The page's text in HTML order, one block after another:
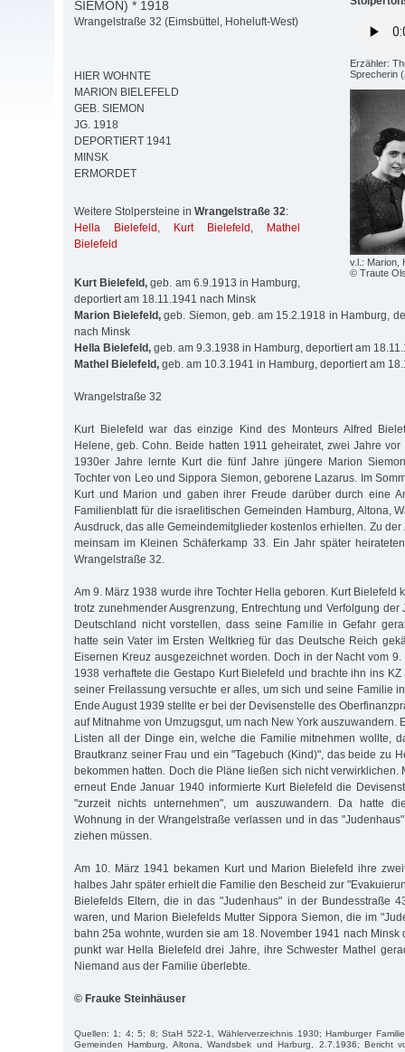
Erzähler:
Sprecherin
v.l.: Marion,
© Traute
SIEMON) * 1918
Wrangelstraße 32 (Eimsbüttel, Hoheluft-West)
HIER WOHNTE
MARION BIELEFELD
GEB. SIEMON
JG. 1918
DEPORTIERT 1941
MINSK
ERMORDET
Weitere Stolpersteine in Wrangelstraße 32:
Hella Bielefeld , Kurt Bielefeld ,
Mathel
Bielefeld
Kurt Bielefeld, geb. am 6.9.1913 in Hamburg,
deportiert am 18.11.1941 nach Minsk
Marion Bielefeld,geb. Siemon, geb. am 15.2.1918 in Hamburg,
nach Minsk
Hella Bielefeld, geb. am 9.3.1938 in Hamburg, deportiert am
Mathel Bielefeld, geb. am 10.3.1941 in Hamburg, deportiert am
Wrangelstraße 32
Kurt Bielefeld war das einzige Kind des Monteurs Alfred
Helene, ge­b. Cohn. Beide hatten 1911 geheiratet, zwei Jahre vor
1930er Jahre lernte Kurt die fünf Jahre jüngere Marion
Tochter von Leo und Sippora Siemon, geborene La­za­­­rus. Im
Kurt und Marion und gaben ihrer Freu­de darüber durch eine
Familienblatt für die isra­eli­tischen Ge­mein­den Hamburg, Altona,
Ausdruck, das alle Gemein­de­­­mit­glie­der kostenlos erhielten. Zu
mein­sam im Klei­nen Schä­­­fer­­kamp 33. Ein Jahr später
Wran­gelstraße 32.
Am 9. März 1938 wurde ihre Tochter Hella geboren. Kurt Bielefeld
trotz zunehmender Aus­grenzung, En­t­rech­tung und Ver­fol­­gung
Deutsch­land nicht vorstellen, dass seine Familie in Gefahr
hatte sein Vater im Ersten Welt­krieg für das Deutsche Reich
Eisernen Kreuz ausgezeichnet worden. Doch in der Nacht vom
1938 verhaftete die Gestapo Kurt Bielefeld und brachte ihn ins
seiner Freilassung versuchte er alles, um sich und seine Familie
Ende August 1939 stellte er bei der Devi­sen­stelle des
auf Mitnahme von Um­zugsgut, um nach New York auszuwandern.
Listen all der Dinge ein, welche die Familie mitnehmen wollte,
Brautkranz seiner Frau und ein "Tagebuch (Kind)", das bei­de zu
be­kom­men hat­ten. Doch die Pläne ließen sich nicht ver­­­wirklichen.
er­neut Ende Januar 1940 in­formierte Kurt Bielefeld die
"zurzeit nichts unternehmen", um auszuwandern. Da hatte
Wohnung in der Wrangelstraße verlassen und in das
ziehen müssen.
Am 10. März 1941 bekamen Kurt und Marion Bielefeld ihre
halbes Jahr später erhielt die Familie den Bescheid zur
Bie­le­­felds Eltern, die in das "Judenhaus" in der Bundesstraße
waren, und Marion Bielefelds Mutter Sippora Siemon, die im
bahn 25a wohn­te, wurden sie am 18. November 1941 nach
punkt war Hella Biele­feld drei Jahre, ihre Schwester Ma­thel
Nie­mand aus der Fa­milie überlebte.
© Frauke Steinhäuser
Quellen: 1; 4; 5; 8; StaH 522-1, Wählerverzeichnis 1930; Hamburger
Gemeinden Hamburg, Altona, Wandsbek und Harburg, 2.7.1936; Bericht